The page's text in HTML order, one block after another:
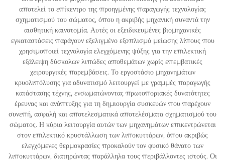
αποτελεί το επίκεντρο της προηγμένης παραγωγής τεχνολογίας
σχηματισμού του σώματος, όπου η ακριβής μηχανική συναντά την
αισθητική καινοτομία. Αυτές οι εξειδικευμένες βιομηχανικές
εγκαταστάσεις παράγουν εξελιγμένο εξοπλισμό μείωσης λίπους που
χρησιμοποιεί τεχνολογία ελεγχόμενης ψύξης για την επιλεκτική
εξάλειψη δύσκολων λιπώδες αποθεμάτων χωρίς επεμβατικές
χειρουργικές παρεμβάσεις. Το εργοστάσιο μηχανημάτων
κρυολιπόλυσης για αδυνατισμό λειτουργεί με γραμμές παραγωγής
κατάστασης τέχνης, ενσωματώνοντας πρωτοποριακές δυνατότητες
έρευνας και ανάπτυξης για τη δημιουργία συσκευών που παρέχουν
συνεπή, ασφαλή και αποτελεσματικά αποτελέσματα σχηματισμού του
σώματος. Η κύρια λειτουργία αυτών των μηχανημάτων επικεντρώνεται
στον επιλεκτικό κρυστάλλωση των λιποκυττάρων, όπου ακριβώς
ελεγχόμενες θερμοκρασίες προκαλούν τον φυσικό θάνατο των
λιποκυττάρων, διατηρώντας παράλληλα τους περιβάλλοντες ιστούς. Οι